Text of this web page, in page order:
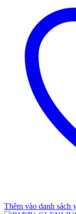
Thêm vào danh sách